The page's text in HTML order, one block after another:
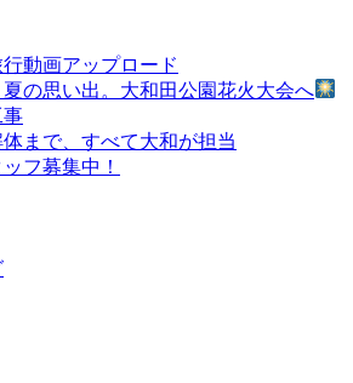
動画アップロード
の思い出。大和田公園花火大会へ
事
まで、すべて大和が担当
フ募集中！